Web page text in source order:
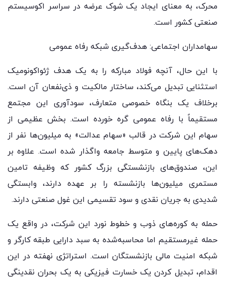
محرک، به معنای ایجاد یک شوک عرضه در سراسر اکوسیستم
صنعتی کشور است.
سهامداران اجتماعی: هدف‌گیری شبکه رفاه عمومی
با این حال، آنچه فولاد مبارکه را به یک هدف ژئواکونومیک
استثنایی تبدیل می‌کند، ساختار مالکیت و ذی‌نفعان آن است.
برخلاف یک بنگاه خصوصی متعارف، سودآوری این مجتمع
مستقیماً با رفاه عمومی گره خورده است. بخش عظیمی از
سهام این شرکت در قالب «سهام عدالت» به میلیون‌ها نفر از
دهک‌های پایین و متوسط جامعه واگذار شده است. علاوه بر
این، صندوق‌های بازنشستگی بزرگ کشور که وظیفه تامین
مستمری میلیون‌ها بازنشسته را بر عهده دارند، وابستگی
شدیدی به جریان نقدی و سود تقسیمی این غول صنعتی دارند.
حمله به کوره‌های ذوب و خطوط نورد این شرکت، در واقع یک
حمله غیرمستقیم اما محاسبه‌شده به سبد دارایی طبقه کارگر و
شبکه امنیت مالی بازنشستگان است. استراتژی نهفته در این
اقدام، تبدیل کردن یک خسارت فیزیکی به یک بحران نقدینگی